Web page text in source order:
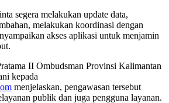
segera melakukan update data,
melakukan koordinasi dengan
akses aplikasi untuk menjamin
II Ombudsman Provinsi Kalimantan
kepada
menjelaskan, pengawasan tersebut
publik dan juga pengguna layanan.